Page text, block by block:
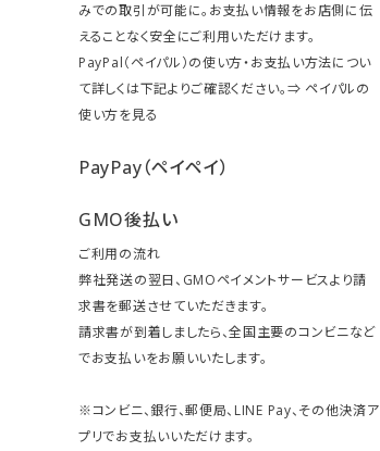
みでの取引が可能に。お支払い情報をお店側に伝
えることなく安全にご利用いただけます。
PayPal（ペイパル）の使い方・お支払い方法につい
て詳しくは下記よりご確認ください。⇒ ペイパルの
使い方を見る
PayPay（ペイペイ）
GMO後払い
ご利用の流れ
弊社発送の翌日、GMOペイメントサービスより請
求書を郵送させていただきます。
請求書が到着しましたら、全国主要のコンビニなど
でお支払いをお願いいたします。
※コンビニ、銀行、郵便局、LINE Pay、その他決済ア
プリでお支払いいただけます。